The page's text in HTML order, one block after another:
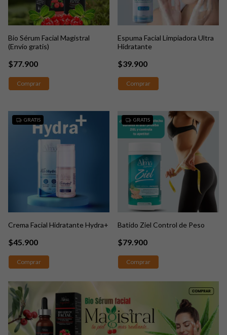
Bio Sérum Facial Magistral
(Envío gratis)
$77.900
Espuma Facial Limpiadora Ultra
Hidratante
$39.900
GRATIS
Crema Facial Hidratante Hydra+
$45.900
GRATIS
Batido Ziel Control de Peso
$79.900